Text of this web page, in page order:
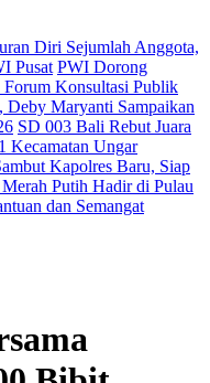
Diri Sejumlah Anggota,
Pusat PWI Dorong
Forum Konsultasi Publik
Maryanti Sampaikan
SD 003 Bali Rebut Juara
Kecamatan Ungar
Kapolres Baru, Siap
Putih Hadir di Pulau
dan Semangat